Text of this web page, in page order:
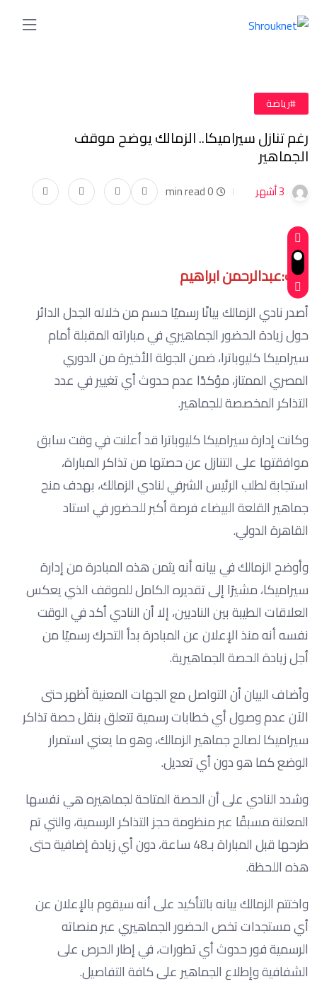
#رياضة
رغم تنازل سيراميكا.. الزمالك يوضح موقف
الجماهير
3 أشهر 0 min read
كتب:عبدالرحمن ابراهيم
أصدر نادي الزمالك بيانًا رسميًا حسم من خلاله الجدل الدائر
حول زيادة الحضور الجماهيري في مباراته المقبلة أمام
سيراميكا كليوباترا، ضمن الجولة الأخيرة من الدوري
المصري الممتاز، مؤكدًا عدم حدوث أي تغيير في عدد
التذاكر المخصصة للجماهير.
وكانت إدارة سيراميكا كليوباترا قد أعلنت في وقت سابق
موافقتها على التنازل عن حصتها من تذاكر المباراة،
استجابة لطلب الرئيس الشرفي لنادي الزمالك، بهدف منح
جماهير القلعة البيضاء فرصة أكبر للحضور في استاد
القاهرة الدولي.
وأوضح الزمالك في بيانه أنه يثمن هذه المبادرة من إدارة
سيراميكا، مشيرًا إلى تقديره الكامل للموقف الذي يعكس
العلاقات الطيبة بين الناديين، إلا أن النادي أكد في الوقت
نفسه أنه منذ الإعلان عن المبادرة بدأ التحرك رسميًا من
أجل زيادة الحصة الجماهيرية.
وأضاف البيان أن التواصل مع الجهات المعنية أظهر حتى
الآن عدم وصول أي خطابات رسمية تتعلق بنقل حصة تذاكر
سيراميكا لصالح جماهير الزمالك، وهو ما يعني استمرار
الوضع كما هو دون أي تعديل.
وشدد النادي على أن الحصة المتاحة لجماهيره هي نفسها
المعلنة مسبقًا عبر منظومة حجز التذاكر الرسمية، والتي تم
طرحها قبل المباراة بـ48 ساعة، دون أي زيادة إضافية حتى
هذه اللحظة.
واختتم الزمالك بيانه بالتأكيد على أنه سيقوم بالإعلان عن
أي مستجدات تخص الحضور الجماهيري عبر منصاته
الرسمية فور حدوث أي تطورات، في إطار الحرص على
الشفافية وإطلاع الجماهير على كافة التفاصيل.